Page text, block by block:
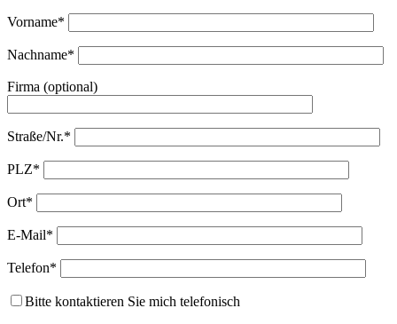
Vorname*
Nachname*
Firma (optional)
Straße/Nr.*
PLZ*
Ort*
E-Mail*
Telefon*
Bitte kontaktieren Sie mich telefonisch